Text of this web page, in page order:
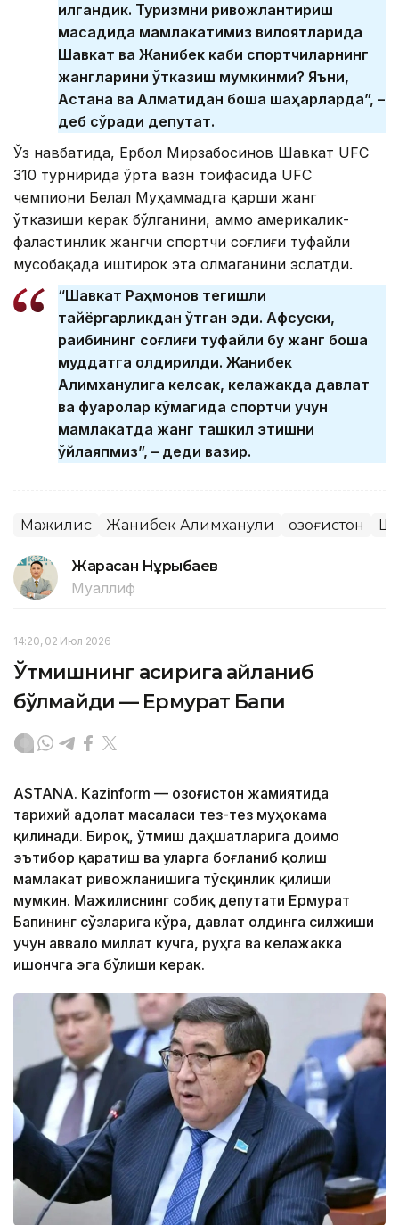
қилгандик. Туризмни ривожлантириш
мақсадида мамлакатимиз вилоятларида
Шавкат ва Жанибек каби спортчиларнинг
жангларини ўтказиш мумкинми? Яъни,
Астана ва Алматидан бошқа шаҳарларда”, –
деб сўради депутат.
Ўз навбатида, Ербол Мирзабосинов Шавкат UFC
310 турнирида ўрта вазн тоифасида UFC
чемпиони Белал Муҳаммадга қарши жанг
ўтказиши керак бўлганини, аммо америкалик-
фаластинлик жангчи спортчи соғлиғи туфайли
мусобақада иштирок эта олмаганини эслатди.
“Шавкат Раҳмонов тегишли
тайёргарликдан ўтган эди. Афсуски,
рақибининг соғлиғи туфайли бу жанг бошқа
муддатга қолдирилди. Жанибек
Алимханулига келсак, келажакда давлат
ва фуқаролар кўмагида спортчи учун
мамлакатда жанг ташкил этишни
ўйлаяпмиз”, – деди вазир.
Мажилис Жанибек Алимханули Қозоғистон
Жарасқан Нұрыбаев
Муаллиф
14:20, 02 Июл 2026
Ўтмишнинг асирига айланиб
бўлмайди — Ермурат Бапи
ASTANА. Кazinform — Қозоғистон жамиятида
тарихий адолат масаласи тез-тез муҳокама
қилинади. Бироқ, ўтмиш даҳшатларига доимо
эътибор қаратиш ва уларга боғланиб қолиш
мамлакат ривожланишига тўсқинлик қилиши
мумкин. Мажилиснинг собиқ депутати Ермурат
Бапининг сўзларига кўра, давлат олдинга силжиши
учун аввало миллат кучга, руҳга ва келажакка
ишончга эга бўлиши керак.